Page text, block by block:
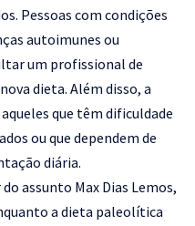
Pessoas com condições
autoimunes ou
um profissional de
dieta. Além disso, a
que têm dificuldade
ou que dependem de
diária.
assunto Max Dias Lemos,
a dieta paleolítica